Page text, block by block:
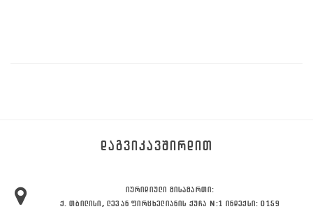
ᲓᲐᲒᲕᲘᲙᲐᲕᲨᲘᲠᲓᲘᲗ
ᲘᲣᲠᲘᲓᲘᲣᲚᲘ ᲛᲘᲡᲐᲛᲐᲠᲗᲘ:
Ქ. ᲗᲑᲘᲚᲘᲡᲘ, ᲚᲔᲕᲐᲜ ᲤᲘᲠᲪᲮᲔᲚᲘᲐᲜᲘᲡ ᲥᲣᲩᲐ N:1 ᲘᲜᲓᲔᲥᲡᲘ: 0159